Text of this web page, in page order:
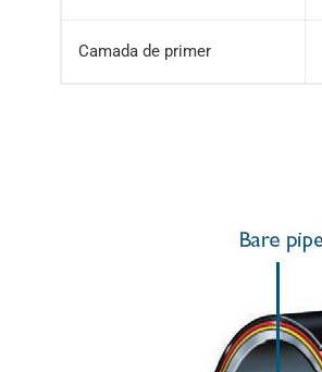
Camada de primer